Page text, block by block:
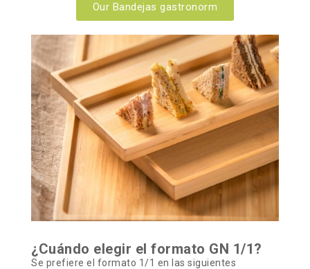
Our Bandejas gastronorm
¿Cuándo elegir el formato GN 1/1?
Se prefiere el formato 1/1 en las siguientes